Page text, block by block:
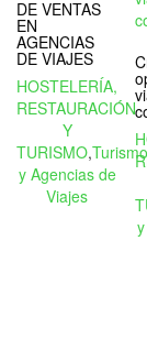
DE VENTAS
EN
AGENCIAS
DE VIAJES
HOSTELERÍA,
RESTAURACIÓN
Y
TURISMO,Turismo
y Agencias de
Viajes